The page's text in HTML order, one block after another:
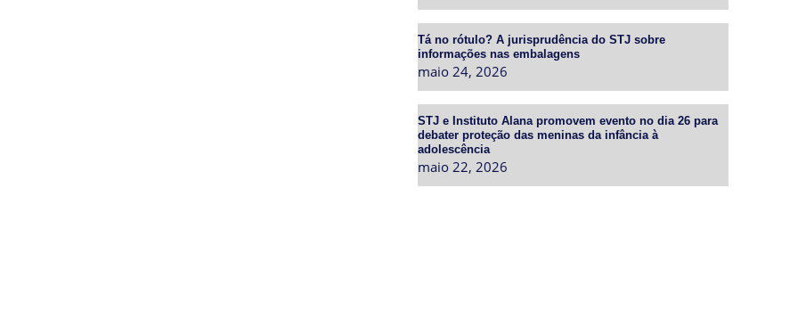
Tá no rótulo? A jurisprudência do STJ sobre
informações nas embalagens
maio 24, 2026
STJ e Instituto Alana promovem evento no dia 26 para
debater proteção das meninas da infância à
adolescência
maio 22, 2026